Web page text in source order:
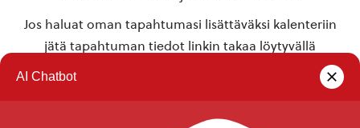
Jos haluat oman tapahtumasi lisättäväksi kalenteriin
jätä tapahtuman tiedot linkin takaa löytyvällä